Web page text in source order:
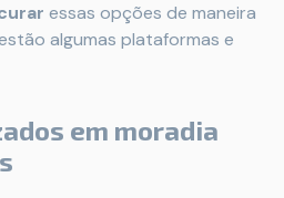
essas opções de maneira
algumas plataformas e
em moradia